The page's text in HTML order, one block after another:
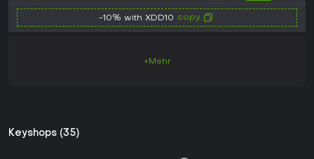
-10% with XDD10 copy
+Mehr
Keyshops (35)